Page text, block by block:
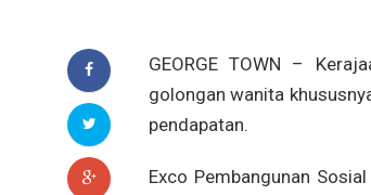
GEORGE TOWN –
golongan wanita
pendapatan.
Exco Pembangunan